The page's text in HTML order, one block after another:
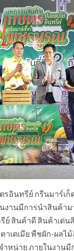
อินทรีย์ กรีนมาร์เก็
านมีการนำสินค้า
ย์ สินค้าดี สินค้าเด่
ดเมีย พืชผัก-ผลไ
น่าย ภายในงานมี